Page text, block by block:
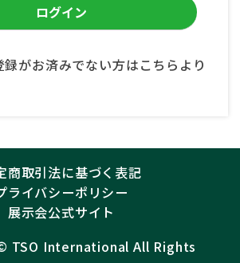
がお済みでない方はこちらより
商取引法に基づく表記
ライバシーポリシー
展示会公式サイト
TSO International All Rights